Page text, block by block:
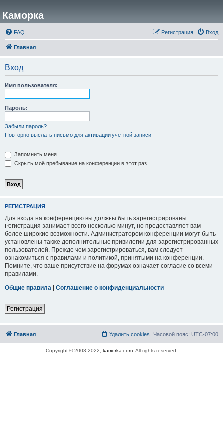
Каморка
FAQ Вход
Регистрация
Главная
Вход
Имя пользователя:
Пароль:
Забыли пароль?
Повторно выслать письмо для активации учётной записи
Запомнить меня
Скрыть моё пребывание на конференции в этот раз
РЕГИСТРАЦИЯ
Для входа на конференцию вы должны быть зарегистрированы.
Регистрация занимает всего несколько минут, но предоставляет вам
более широкие возможности. Администратором конференции могут быть
установлены также дополнительные привилегии для зарегистрированных
пользователей. Прежде чем зарегистрироваться, вам следует
ознакомиться с правилами и политикой, принятыми на конференции.
Помните, что ваше присутствие на форумах означает согласие со всеми
правилами.
Общие правила | Соглашение о конфиденциальности
Регистрация
Главная Часовой пояс: UTC-07:00
Удалить cookies
Copyright © 2003-2022, kamorka.com. All rights reserved.